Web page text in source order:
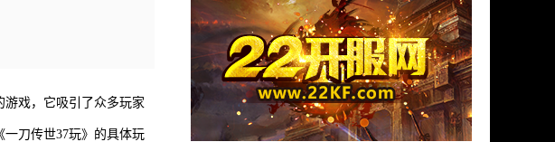
戏，它吸引了众多玩家
刀传世37玩》的具体玩